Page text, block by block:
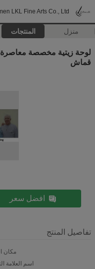
LKL Fine Arts Co., Ltd.
منزل المنتجات
لوحة زيتية مخصصة
قماش
افضل سعر
تفاصيل المنتج
مكان
اسم العلامة